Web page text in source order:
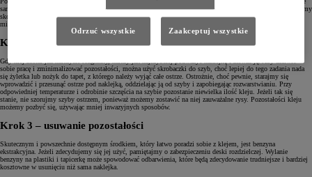
samochodu na słońcu, ale jeżeli aura nie sprzyja, słońce już zaszło, a my znajdujemy się np. w garażu, możemy
skorzystać z domowej suszarki do włosów. Naklejkę należy podgrzewać od wewnętrznej strony przez 2–3
minuty. Pozwoli to rozpuścić klej i sprawi, że w trakcie odrywania folii zerwiemy więcej materiału.
Krok 2 – podważenie i odcięcie naklejki
Gdy klej został już należycie rozgrzany, należy jak najszybciej podważyć naklejkę i zerwać ją. Aby ułatwić
sobie pracę i zminimalizować pozostałości, można użyć skrobaczki do szyb, choć lepiej do tego zadania nada
się żyletka lub nożyk do tapet, z którego należy wyjąć całe ostrze. Ostrożnie, choć pewnie, starajmy się
wprowadzić i przesunąć ostrze pod naklejką, oddzielając ją od szyby i zapobiegając rozwarstwianiu. Przy
odpowiedniej temperaturze i odrobinie szczęścia na szybie pozostanie niewielka ilość kleju. Jeżeli tak się
stanie, nie szorujmy szyby ostrzem, ponieważ możemy zostawić na niej zauważalne rysy. Pozostałości kleju
możemy pozbyć się, używając mniej inwazyjnych sposobów.
Krok 3 – usuwanie pozostałości
Skutecznym i powszechnie dostępnym środkiem, który łatwo poradzi sobie z klejem, jest benzyna
ekstrakcyjna. Jeżeli zdecydujemy się jej użyć, pamiętajmy o zabezpieczeniu deski rozdzielczej. Wylanie
benzyny na plastiki i tapicerkę może spowodować odbarwienia, które będą zdecydowanie trudniejsze i bardziej
kosztowne w usunięciu niż sama naklejka.
Odrzuć wszystkie Zaakceptuj wszystkie